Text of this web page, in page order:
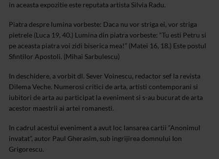
in aceasta expozitie este reputata artista Silvia Radu.
Piatra despre lumina vorbeste: Daca nu vor striga ei, vor striga
pietrele (Luca 19, 40.) Lumina din piatra vorbeste: “Tu esti Petru si
pe aceasta piatra voi zidi biserica mea!” (Matei 16, 18.) Este postul
Sfintilor Apostoli. (Mihai Sarbulescu)
In deschidere, a vorbit dl. Sever Voinescu, redactor sef la revista
Dilema Veche. Numerosi critici de arta, artisti contemporani si
iubitori de arta au participat la eveniment si s-au bucurat de arta
acestor maestrii ai artei romanesti.
In cadrul acestui eveniment a avut loc lansarea cartii “Anonimul
invatat”, autor Paul Gherasim, sub ingrijirea domnului Ion
Grigorescu.